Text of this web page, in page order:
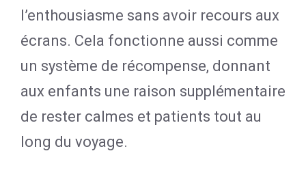
l’enthousiasme sans avoir recours aux
écrans. Cela fonctionne aussi comme
un système de récompense, donnant
aux enfants une raison supplémentaire
de rester calmes et patients tout au
long du voyage.